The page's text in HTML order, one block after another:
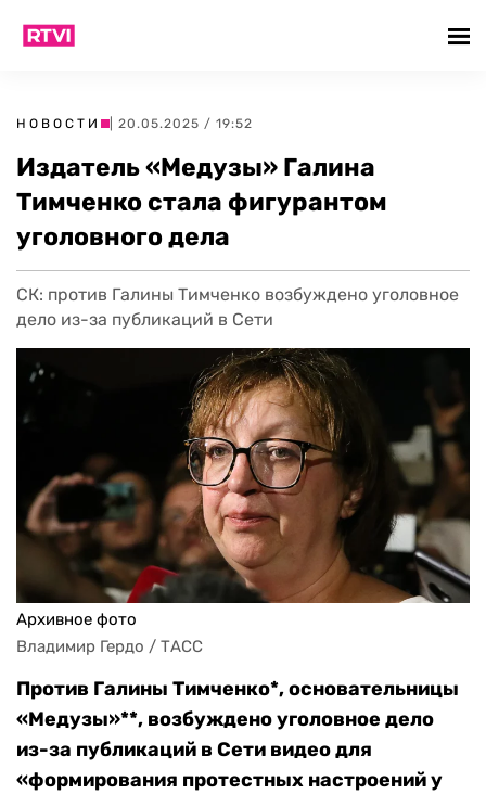
НОВОСТИ | 20.05.2025 / 19:52
Издатель «Медузы» Галина
Тимченко стала фигурантом
уголовного дела
СК: против Галины Тимченко возбуждено уголовное
дело из-за публикаций в Сети
Архивное фото
Владимир Гердо / ТАСС
Против Галины Тимченко*, основательницы
«Медузы»**, возбуждено уголовное дело
из-за публикаций в Сети видео для
«формирования протестных настроений у